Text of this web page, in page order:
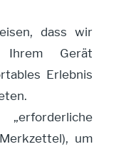
dass wir
Ihrem Gerät
Erlebnis
um